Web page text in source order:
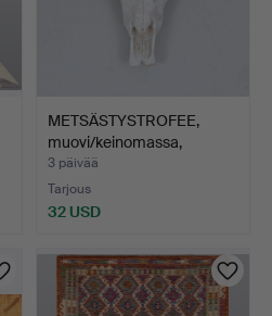
METSÄSTYSTROFEE,
muovi/keinomassa,
aikalai…
3 päivää
Tarjous
32 USD